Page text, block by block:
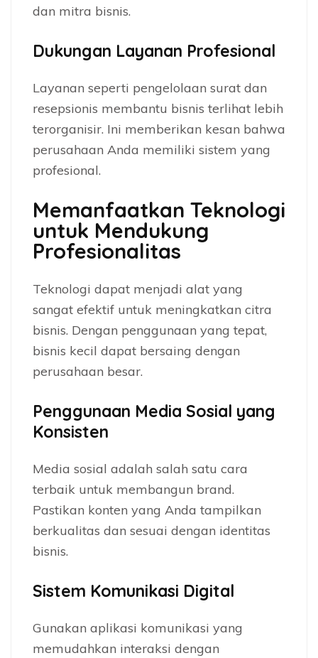
dan mitra bisnis.
Dukungan Layanan Profesional
Layanan seperti pengelolaan surat dan
resepsionis membantu bisnis terlihat lebih
terorganisir. Ini memberikan kesan bahwa
perusahaan Anda memiliki sistem yang
profesional.
Memanfaatkan Teknologi
untuk Mendukung
Profesionalitas
Teknologi dapat menjadi alat yang
sangat efektif untuk meningkatkan citra
bisnis. Dengan penggunaan yang tepat,
bisnis kecil dapat bersaing dengan
perusahaan besar.
Penggunaan Media Sosial yang
Konsisten
Media sosial adalah salah satu cara
terbaik untuk membangun brand.
Pastikan konten yang Anda tampilkan
berkualitas dan sesuai dengan identitas
bisnis.
Sistem Komunikasi Digital
Gunakan aplikasi komunikasi yang
memudahkan interaksi dengan